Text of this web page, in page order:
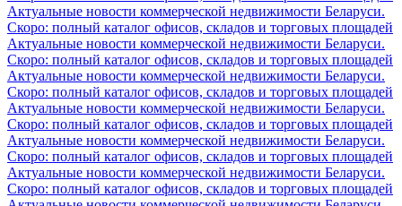
Актуальные новости коммерческой недвижимости Беларуси.
Скоро: полный каталог офисов, складов и торговых площадей
Актуальные новости коммерческой недвижимости Беларуси.
Скоро: полный каталог офисов, складов и торговых площадей
Актуальные новости коммерческой недвижимости Беларуси.
Скоро: полный каталог офисов, складов и торговых площадей
Актуальные новости коммерческой недвижимости Беларуси.
Скоро: полный каталог офисов, складов и торговых площадей
Актуальные новости коммерческой недвижимости Беларуси.
Скоро: полный каталог офисов, складов и торговых площадей
Актуальные новости коммерческой недвижимости Беларуси.
Скоро: полный каталог офисов, складов и торговых площадей